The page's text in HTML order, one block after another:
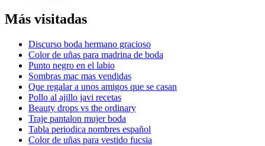
Más visitadas
Discurso boda hermano gracioso
Color de uñas para madrina de boda
Punto negro en el labio
Sombras mac mas vendidas
Que regalar a unos amigos que se casan
Pollo al ajillo javi recetas
Beauty drops vs the ordinary
Traje pantalon mujer boda
Tabla periodica nombres español
Color de uñas para vestido fucsia